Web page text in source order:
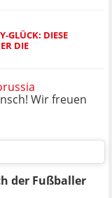
GLÜCK: DIESE
DIE
Wir freuen
der Fußballer